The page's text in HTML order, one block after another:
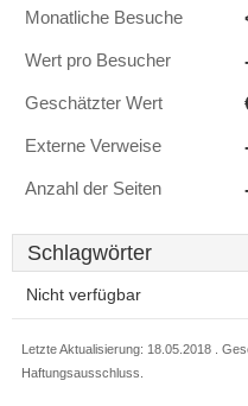
Monatliche Besuche
Wert pro Besucher
Geschätzter Wert
Externe Verweise
Anzahl der Seiten
Schlagwörter
Nicht verfügbar
Letzte Aktualisierung: 18.05.2018 .
Haftungsausschluss.